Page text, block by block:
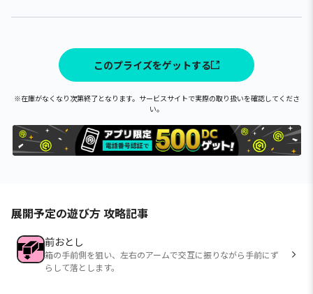
このプライズをゲットする
※在庫がなくなり次第終了となります。サービスサイトで実際の取り扱いを確認してくださ
い。
展開予定の遊び方 攻略記事
前おとし
箱の手前側を狙い、左右のアームで交互に振りながら手前にず
らして落とします。